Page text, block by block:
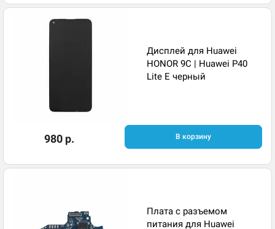
Дисплей для Huawei
HONOR 9C | Huawei P40
Lite E черный
980 р. В корзину
Плата с разъемом
питания для Huawei